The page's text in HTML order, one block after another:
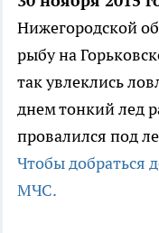
Нижегородской
рыбу на
так увлеклись
днем тонкий лед
провалился под
Чтобы добраться
МЧС.